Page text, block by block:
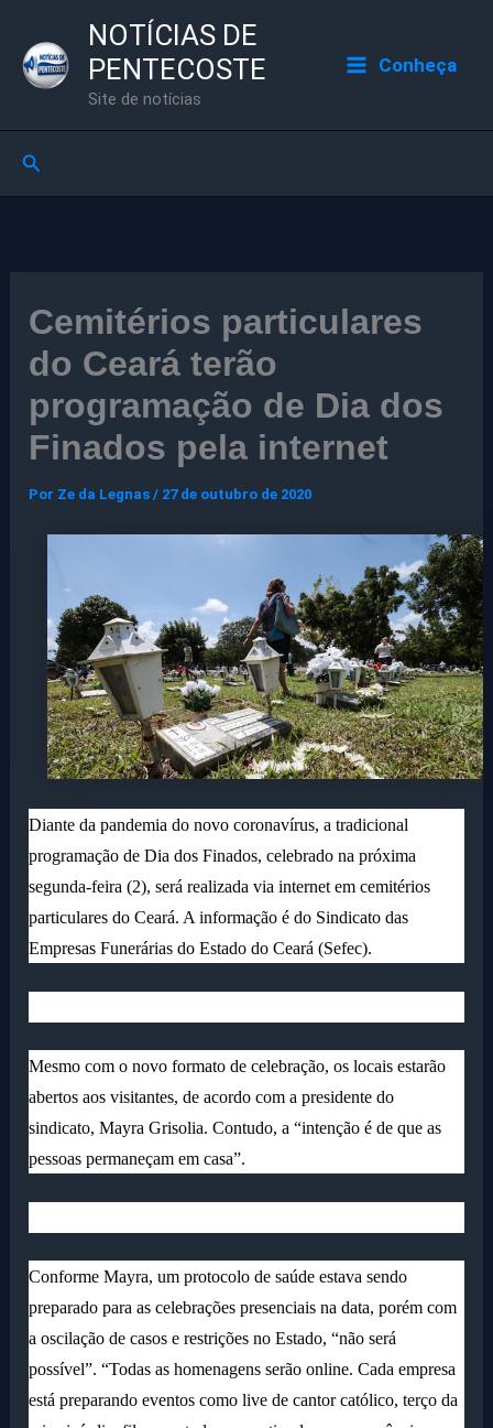
para
NOTÍCIAS DE
PENTECOSTE
Site de notícias
Conheça
Pesquisar
Cemitérios particulares
do Ceará terão
programação de Dia dos
Finados pela internet
Por Ze da Legnas/ 27 de outubro de 2020
Diante da pandemia do novo coronavírus, a tradicional
programação de Dia dos Finados, celebrado na próxima
segunda-feira (2), será realizada via internet em cemitérios
particulares do Ceará. A informação é do Sindicato das
Empresas Funerárias do Estado do Ceará (Sefec).
Mesmo com o novo formato de celebração, os locais estarão
abertos aos visitantes, de acordo com a presidente do
sindicato, Mayra Grisolia. Contudo, a “intenção é de que as
pessoas permaneçam em casa”.
Conforme Mayra, um protocolo de saúde estava sendo
preparado para as celebrações presenciais na data, porém com
a oscilação de casos e restrições no Estado, “não será
possível”. “Todas as homenagens serão online. Cada empresa
está preparando eventos como live de cantor católico, terço da